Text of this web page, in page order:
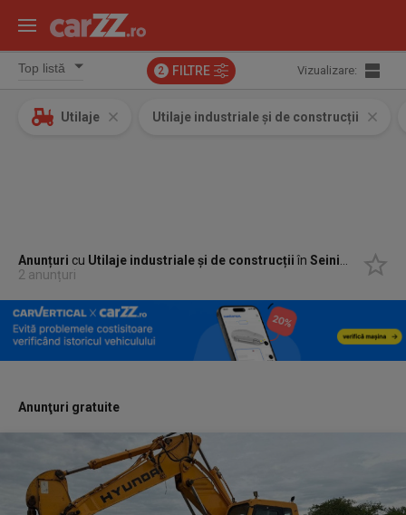
2 FILTRE Vizualizare:
Utilaje Utilaje industriale și de construcții
Anunțuri cu Utilaje industriale și de construcțiiînSeini, Maramures
2 anunțuri
Anunţuri gratuite